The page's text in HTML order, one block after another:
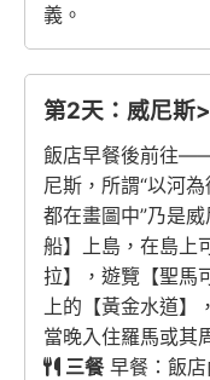
義。
第2天：威尼斯
飯店早餐後前往
尼斯，所謂“以河
都在畫圖中”乃是
船】上島，在島上
拉】，遊覽【聖馬
上的【黃金水道】
當晚入住羅馬或其
三餐早餐：飯店